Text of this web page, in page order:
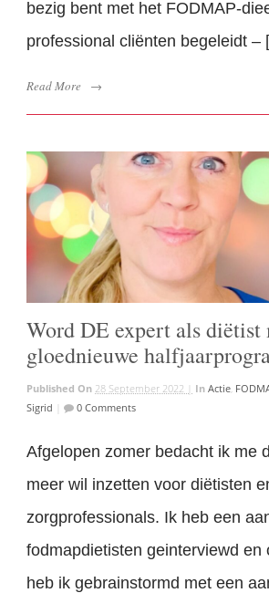
bezig bent met het FODMAP-
professional cliënten begeleidt
Read More →
Word DE expert als diëtist
gloednieuwe
Published On 28 September 2022 | In Actie
Sigrid
0 Comments
Afgelopen zomer bedacht ik me
meer wil inzetten voor diëtisten
zorgprofessionals. Ik heb een
fodmapdietisten geinterviewd en
heb ik gebrainstormd met een